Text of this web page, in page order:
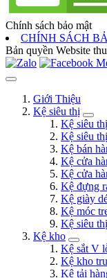
Chính sách bảo mật
CHÍNH SÁCH
Bản quyền Website
Giới Thiệu
Kệ siêu thị
Kệ siêu
Kệ siêu
Kệ bán
Kệ cửa
Kệ cửa
Kệ đựng
Kệ giày
Kệ móc
Kệ siêu
Kệ kho
Kệ sắt V
Kệ kho
Kệ tải